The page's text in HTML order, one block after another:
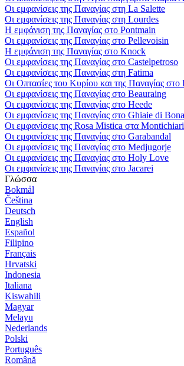
Οι εμφανίσεις της Παναγίας στη La Salette
Οι εμφανίσεις της Παναγίας στη Lourdes
Η εμφάνιση της Παναγίας στο Pontmain
Οι εμφανίσεις της Παναγίας στο Pellevoisin
Η εμφάνιση της Παναγίας στο Knock
Οι εμφανίσεις της Παναγίας στο Castelpetroso
Οι εμφανίσεις της Παναγίας στη Fatima
Οι Οπτασίες του Κυρίου και της Παναγίας στο
Οι εμφανίσεις της Παναγίας στο Beauraing
Οι εμφανίσεις της Παναγίας στο Heede
Οι εμφανίσεις της Παναγίας στο Ghiaie di
Οι εμφανίσεις της Rosa Mistica στα
Οι εμφανίσεις της Παναγίας στο Garabandal
Οι εμφανίσεις της Παναγίας στο Medjugorje
Οι εμφανίσεις της Παναγίας στο Holy Love
Οι εμφανίσεις της Παναγίας στο Jacarei
Γλώσσα
Bokmål
Čeština
Deutsch
English
Español
Filipino
Français
Hrvatski
Indonesia
Italiana
Kiswahili
Magyar
Melayu
Nederlands
Polski
Português
Română